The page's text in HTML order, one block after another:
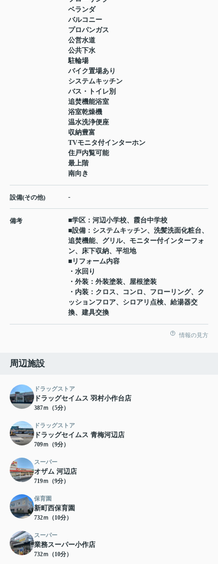
ベランダ
バルコニー
プロパンガス
公営水道
公共下水
駐輪場
バイク置場あり
システムキッチン
バス・トイレ別
追焚機能浴室
浴室乾燥機
温水洗浄便座
収納豊富
TVモニタ付インターホン
住戸内覧可能
最上階
南向き
設備(その他) -
備考
■学区：河辺小学校、霞台中学校
■設備：システムキッチン、洗髪洗面化粧台、
追焚機能、グリル、モニター付インターフォ
ン、床下収納、平坦地
■リフォーム内容
・水回り
・外装：外装塗装、屋根塗装
・内装：クロス、コンロ、フローリング、ク
ッションフロア、シロアリ点検、給湯器交
換、建具交換
情報の見方
周辺施設
ドラッグストア
ドラッグセイムス 羽村小作台店
387ｍ（5分）
ドラッグストア
ドラッグセイムス 青梅河辺店
709ｍ（9分）
スーパー
オザム 河辺店
719ｍ（9分）
保育園
新町西保育園
732ｍ（10分）
スーパー
業務スーパー小作店
732ｍ（10分）